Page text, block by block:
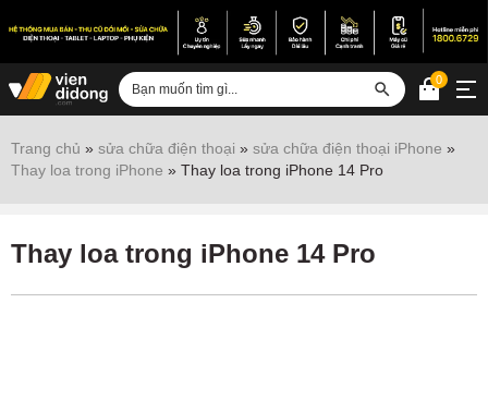
Sửa iPhone
Sửa Vertu
0
Trang chủ » sửa chữa điện thoại » sửa chữa điện thoại iPhone »
Thay loa trong iPhone » Thay loa trong iPhone 14 Pro
Thay loa trong iPhone 14 Pro